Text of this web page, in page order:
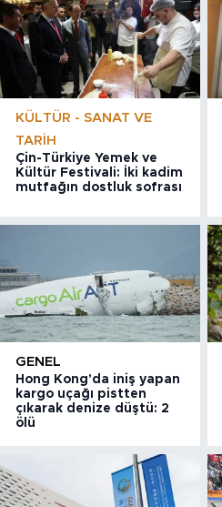
KÜLTÜR - SANAT VE
TARIH
Çin-Türkiye Yemek ve
Kültür Festivali: İki kadim
mutfağın dostluk sofrası
GENEL
Hong Kong'da iniş yapan
kargo uçağı pistten
çıkarak denize düştü: 2
ölü